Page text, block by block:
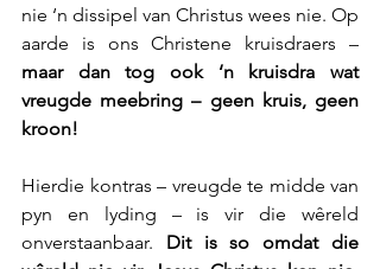
nie ‘n dissipel van Christus wees nie. Op
maar dan tog ook ‘n kruisdra wat
vreugde meebring – geen kruis, geen
kroon!
Hierdie kontras – vreugde te midde van
pyn en lyding – is vir die wêreld
onverstaanbaar. Dit is so omdat die